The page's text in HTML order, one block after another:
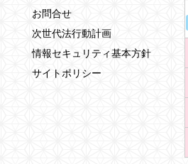
お問合せ
次世代法行動計画
情報セキュリティ基本方針
サイトポリシー